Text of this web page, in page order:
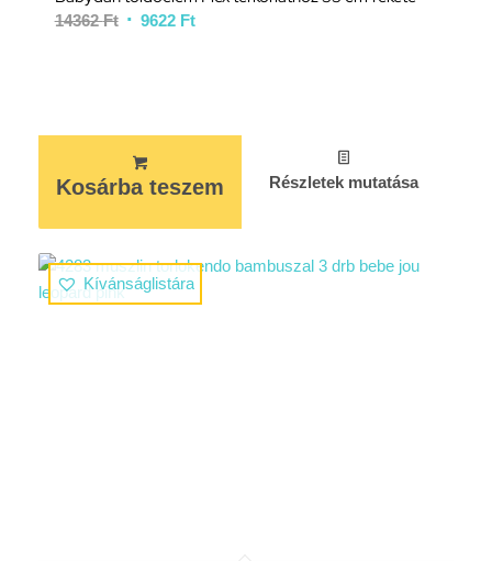
14362Ft 9622 Ft
Kosárba teszem Részletek mutatása
Kívánságlistára